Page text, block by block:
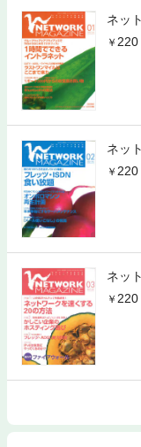
ネッ
220
ネッ
220
ネッ
220